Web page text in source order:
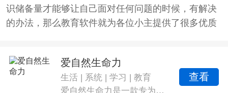
识储备量才能够让自己面对任何问题的时候，有解决
的办法，那么教育软件就为各位小主提供了很多优质
能够解决掉你遇到的问题，希望这些软件能为你提供
爱自然生命力
生活 | 系统 |学习 |教育
爱自然生命力是一款专为安卓手机用户打造的家庭教育软件。它集合了丰富的教育资源，帮助用户提升家庭教育水平，促进孩子健康成长。提供了专业的家庭教育课程，并具备多项实用功能，是家庭教育的得力助手。专业的家庭教育课程，实时互动与名师直播，以及便捷的课程查询与报名。
查看